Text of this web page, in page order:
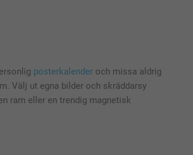
posterkalender och missa aldrig
Välj ut egna bilder och skräddarsy
ram eller en trendig magnetisk